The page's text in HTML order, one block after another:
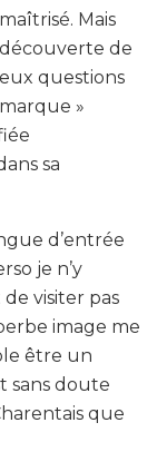
Mais
de
questions
»
sa
d’entrée
je n’y
de visiter pas
image me
être un
sans doute
que